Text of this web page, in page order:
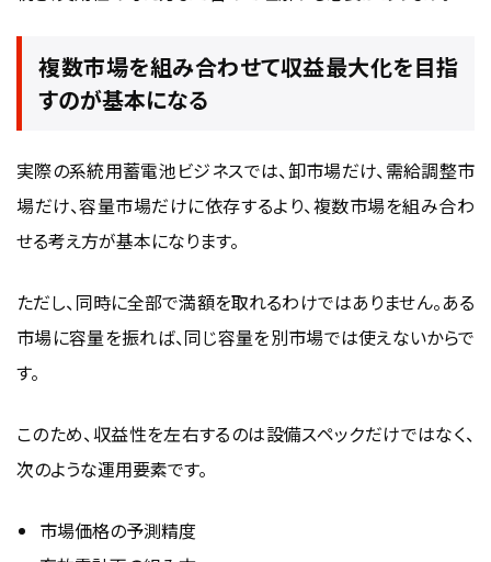
複数市場を組み合わせて収益最大化を目指
すのが基本になる
実際の系統用蓄電池ビジネスでは、卸市場だけ、需給調整市
場だけ、容量市場だけに依存するより、複数市場を組み合わ
せる考え方が基本になります。
ただし、同時に全部で満額を取れるわけではありません。ある
市場に容量を振れば、同じ容量を別市場では使えないからで
す。
このため、収益性を左右するのは設備スペックだけではなく、
次のような運用要素です。
市場価格の予測精度